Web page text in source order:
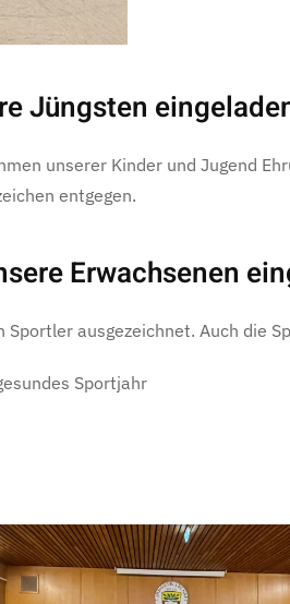
Jüngsten
unserer Kinder und Jugend
entgegen.
Erwachsenen
ausgezeichnet. Auch die
Sportjahr